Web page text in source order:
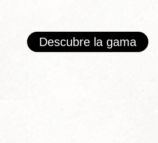
Descubre la gama